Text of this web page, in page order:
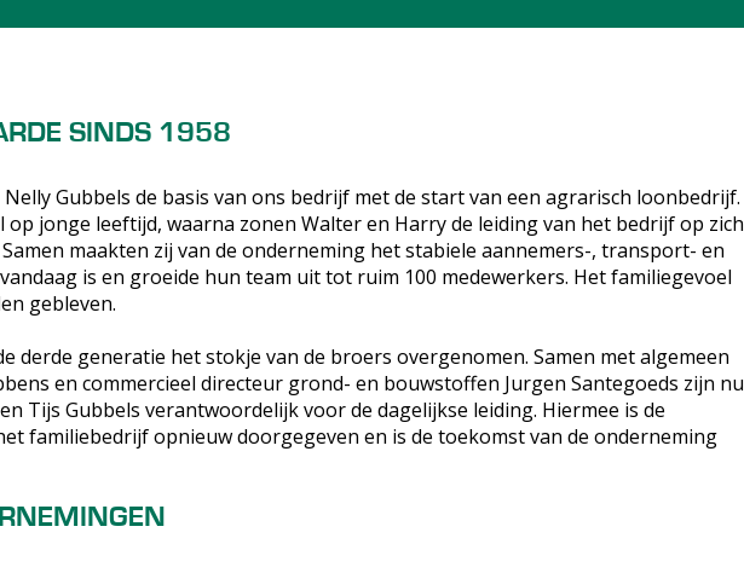
SINDS 1958
Gubbels de basis van ons bedrijf met de start van een agrarisch loonbedrijf.
op jonge leeftijd, waarna zonen Walter en Harry de leiding van het bedrijf op zich
Samen maakten zij van de onderneming het stabiele aannemers-, transport- en
is en groeide hun team uit tot ruim 100 medewerkers. Het familiegevoel
gebleven.
derde generatie het stokje van de broers overgenomen. Samen met algemeen
en commercieel directeur grond- en bouwstoffen Jurgen Santegoeds zijn nu
Tijs Gubbels verantwoordelijk voor de dagelijkse leiding. Hiermee is de
familiebedrijf opnieuw doorgegeven en is de toekomst van de onderneming